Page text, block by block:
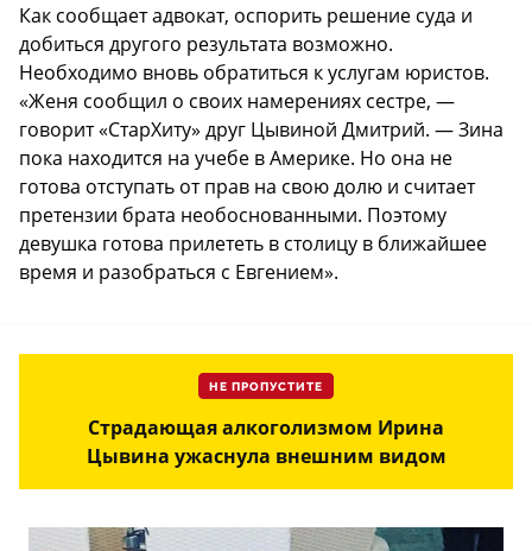
Как сообщает адвокат, оспорить решение суда и
добиться другого результата возможно.
Необходимо вновь обратиться к услугам юристов.
«Женя сообщил о своих намерениях сестре, —
говорит «СтарХиту» друг Цывиной Дмитрий. — Зина
пока находится на учебе в Америке. Но она не
готова отступать от прав на свою долю и считает
претензии брата необоснованными. Поэтому
девушка готова прилететь в столицу в ближайшее
время и разобраться с Евгением».
НЕ ПРОПУСТИТЕ
Страдающая алкоголизмом Ирина
Цывина ужаснула внешним видом